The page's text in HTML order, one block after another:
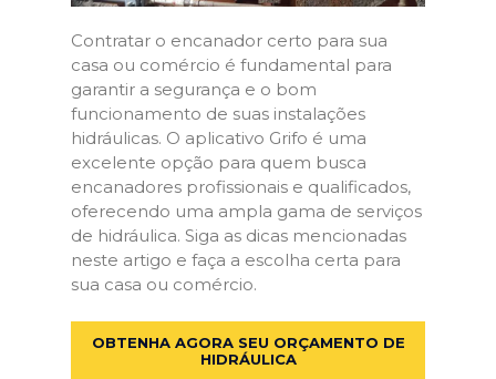
Contratar o encanador certo para sua
casa ou comércio é fundamental para
garantir a segurança e o bom
funcionamento de suas instalações
hidráulicas. O aplicativo Grifo é uma
excelente opção para quem busca
encanadores profissionais e qualificados,
oferecendo uma ampla gama de serviços
de hidráulica. Siga as dicas mencionadas
neste artigo e faça a escolha certa para
sua casa ou comércio.
OBTENHA AGORA SEU ORÇAMENTO DE
HIDRÁULICA